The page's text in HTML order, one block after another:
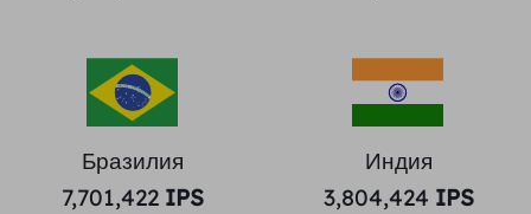
Бразилия
7,701,422 IPS
Индия
3,804,424 IPS